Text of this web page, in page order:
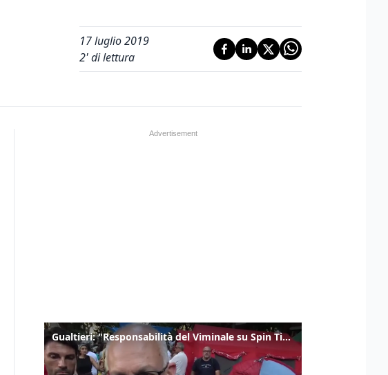
17 luglio 2019
2' di lettura
Gualtieri: "Responsabilità del Viminale su Spin Time? La posizione dei partiti è nota"